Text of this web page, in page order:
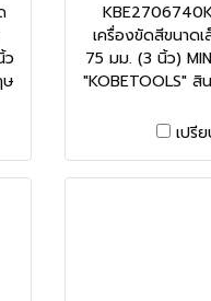
ว
ษ
เครื่องขัดสีขนาด
75 มม. (3 นิ้ว)
"KOBETOOLS" สิ
เปรี